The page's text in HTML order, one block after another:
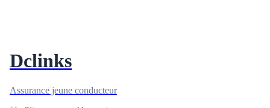
Dclinks
Assurance jeune conducteur